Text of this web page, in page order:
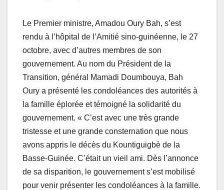
Le Premier ministre, Amadou Oury Bah, s’est
rendu à l’hôpital de l’Amitié sino-guinéenne, le 27
octobre, avec d’autres membres de son
gouvernement. Au nom du Président de la
Transition, général Mamadi Doumbouya, Bah
Oury a présenté les condoléances des autorités à
la famille éplorée et témoigné la solidarité du
gouvernement. « C’est avec une très grande
tristesse et une grande consternation que nous
avons appris le décès du Kountiguigbè de la
Basse-Guinée. C’était un vieil ami. Dès l’annonce
de sa disparition, le gouvernement s’est mobilisé
pour venir présenter les condoléances à la famille.